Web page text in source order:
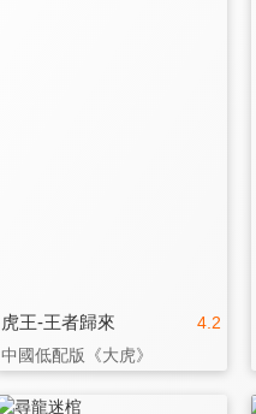
4.2
虎王-王者歸來
中國低配版《大虎》